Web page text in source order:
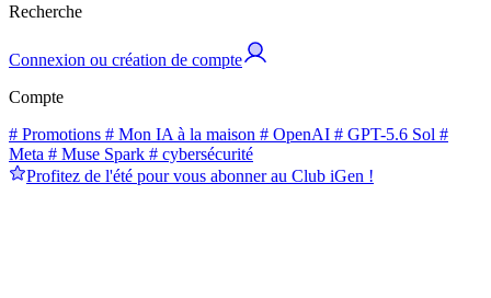
Recherche
Connexion ou création de compte
Compte
# Promotions # Mon IA à la maison # OpenAI # GPT-5.6 Sol #
Meta # Muse Spark # cybersécurité
Profitez de l'été pour vous abonner au Club iGen !